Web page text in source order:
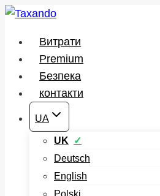
Перейти
вмісту
Витрати
Premium
Безпека
контакти
UA
UK
Deutsch
English
Polski